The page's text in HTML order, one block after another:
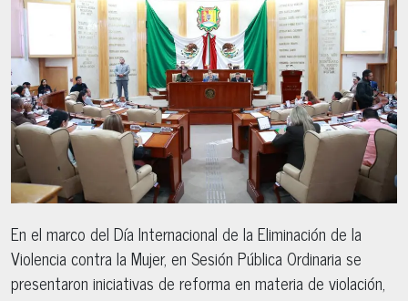
En el marco del Día Internacional de la Eliminación de la
Violencia contra la Mujer, en Sesión Pública Ordinaria se
presentaron iniciativas de reforma en materia de violación,